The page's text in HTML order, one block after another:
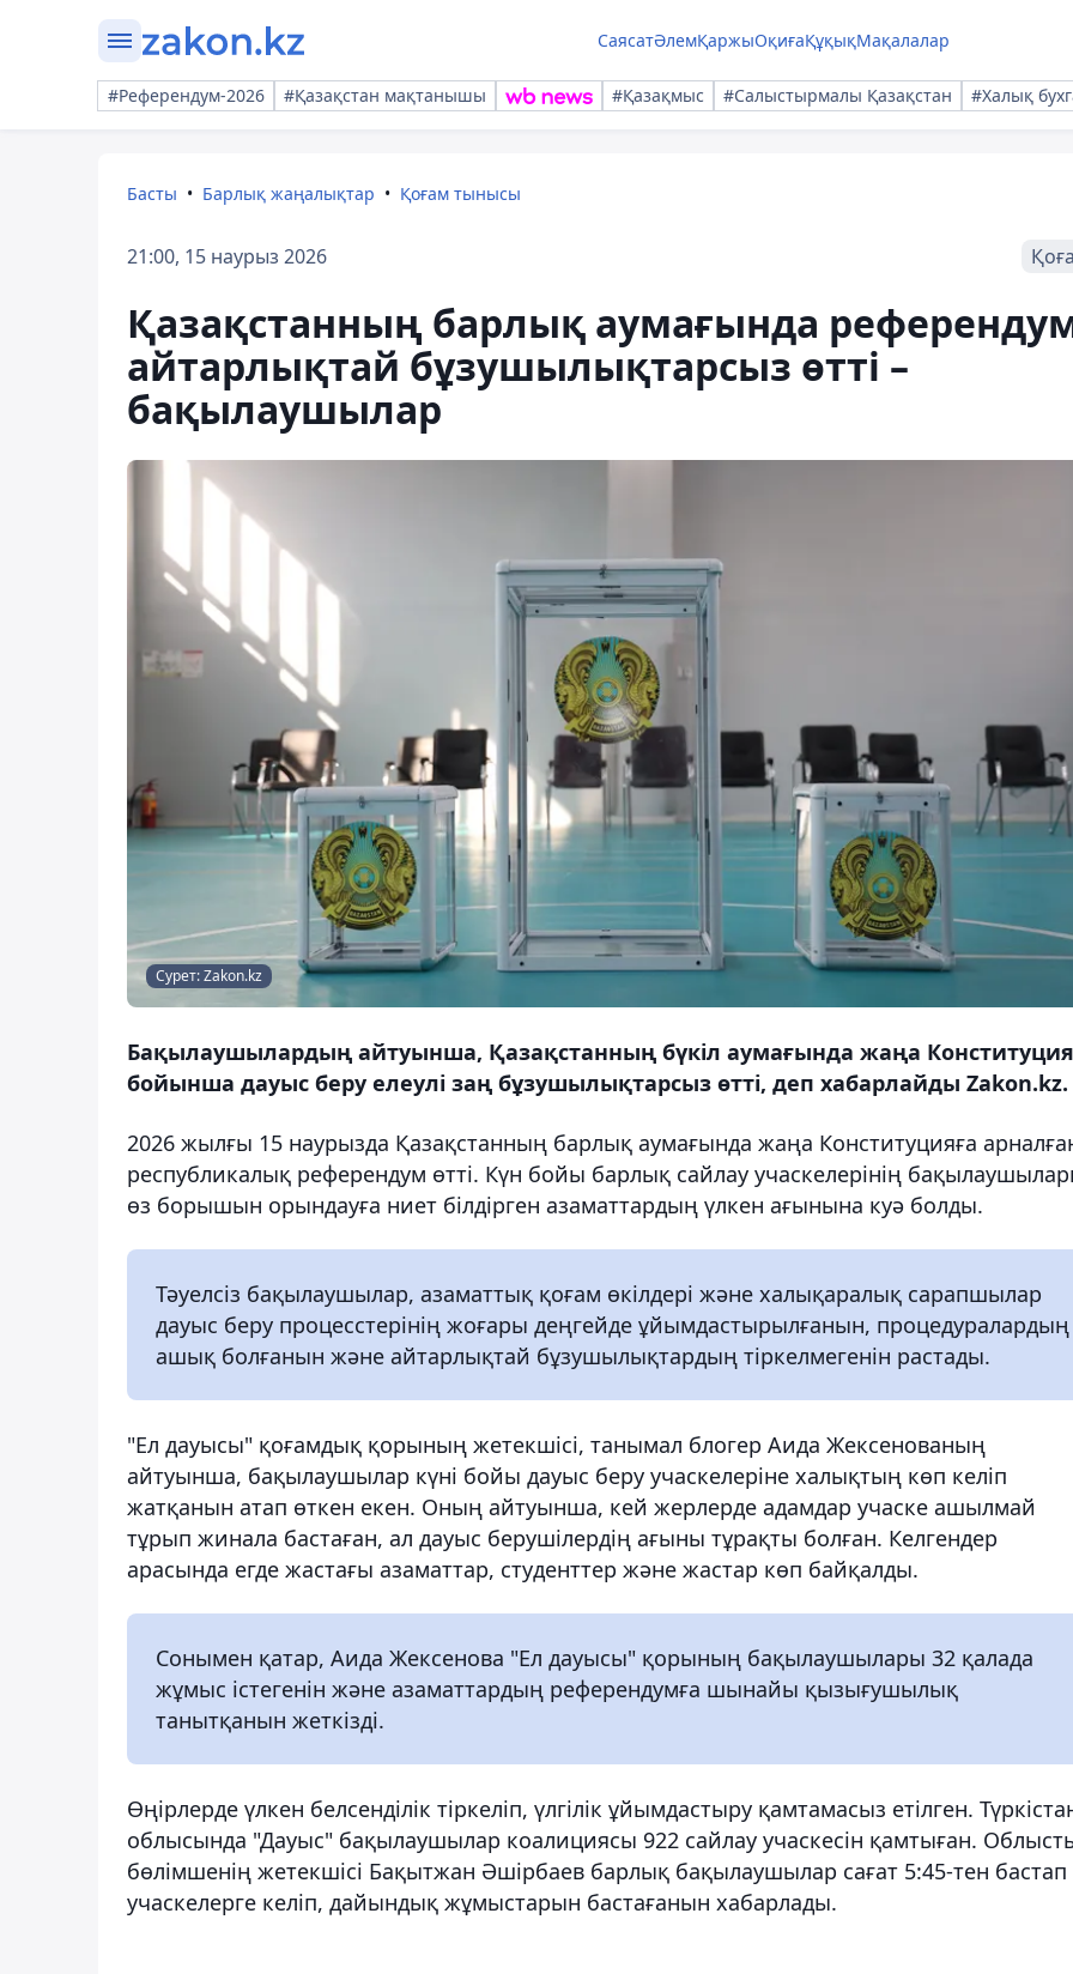
СаясатӘлемҚаржыОқиғаҚұқықМақалалар
#Референдум-2026 #Қазақстан мақтанышы #Қазақмыс #Салыстырмалы Қазақстан #Халық
Басты Барлық жаңалықтар Қоғам тынысы
21:00, 15 наурыз 2026
Қазақстанның барлық аумағында
айтарлықтай бұзушылықтарсыз өтті –
бақылаушылар
Сурет: Zakon.kz
Бақылаушылардың айтуынша, Қазақстанның бүкіл аумағында жаңа Конституция
бойынша дауыс беру елеулі заң бұзушылықтарсыз өтті, деп хабарлайды Zakon.kz.
2026 жылғы 15 наурызда Қазақстанның барлық аумағында жаңа Конституцияға
республикалық референдум өтті. Күн бойы барлық сайлау учаскелерінің
өз борышын орындауға ниет білдірген азаматтардың үлкен ағынына куә болды.
Тәуелсіз бақылаушылар, азаматтық қоғам өкілдері және халықаралық сарапшылар
дауыс беру процесстерінің жоғары деңгейде ұйымдастырылғанын, процедуралардың
ашық болғанын және айтарлықтай бұзушылықтардың тіркелмегенін растады.
"Ел дауысы" қоғамдық қорының жетекшісі, танымал блогер Аида Жексенованың
айтуынша, бақылаушылар күні бойы дауыс беру учаскелеріне халықтың көп келіп
жатқанын атап өткен екен. Оның айтуынша, кей жерлерде адамдар учаске ашылмай
тұрып жинала бастаған, ал дауыс берушілердің ағыны тұрақты болған. Келгендер
арасында егде жастағы азаматтар, студенттер және жастар көп байқалды.
Сонымен қатар, Аида Жексенова "Ел дауысы" қорының бақылаушылары 32 қалада
жұмыс істегенін және азаматтардың референдумға шынайы қызығушылық
танытқанын жеткізді.
Өңірлерде үлкен белсенділік тіркеліп, үлгілік ұйымдастыру қамтамасыз етілген.
облысында "Дауыc" бақылаушылар коалициясы 922 сайлау учаскесін қамтыған.
бөлімшенің жетекшісі Бақытжан Әшірбаев барлық бақылаушылар сағат 5:45-тен бастап
учаскелерге келіп, дайындық жұмыстарын бастағанын хабарлады.